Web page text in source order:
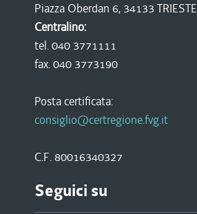
Piazza Oberdan 6, 34133 TRIESTE
Centralino:
tel. 040 3771111
fax. 040 3773190
Posta certificata:
consiglio@certregione.fvg.it
C.F. 80016340327
Seguici su